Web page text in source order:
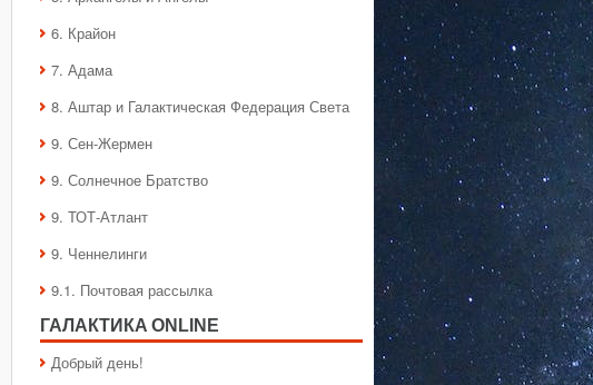
6. Крайон
7. Адама
8. Аштар и Галактическая Федерация Света
9. Сен-Жермен
9. Солнечное Братство
9. ТОТ-Атлант
9. Ченнелинги
9.1. Почтовая рассылка
ГАЛАКТИКA ONLINE
Добрый день!